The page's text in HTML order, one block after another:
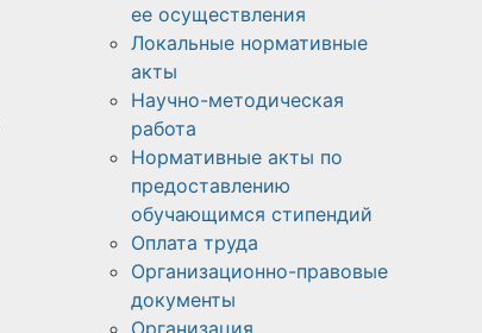
ее осуществления
Локальные нормативные
акты
Научно-методическая
работа​​
Нормативные акты по
предоставлению
обучающимся стипендий
Оплата труда
Организационно-правовые
документы